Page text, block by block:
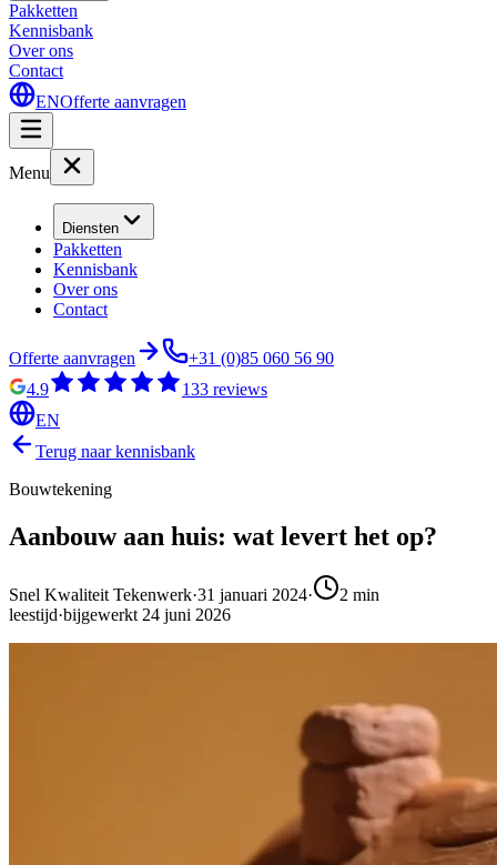
Pakketten
Kennisbank
Over ons
Contact
ENOfferte aanvragen
Menu
Diensten
Pakketten
Kennisbank
Over ons
Contact
Offerte aanvragen
+31 (0)85 060 56 90
4.9
133 reviews
EN
Terug naar kennisbank
Bouwtekening
Aanbouw aan huis: wat levert het op?
Snel Kwaliteit Tekenwerk·31 januari 2024· 2 min
leestijd·bijgewerkt 24 juni 2026